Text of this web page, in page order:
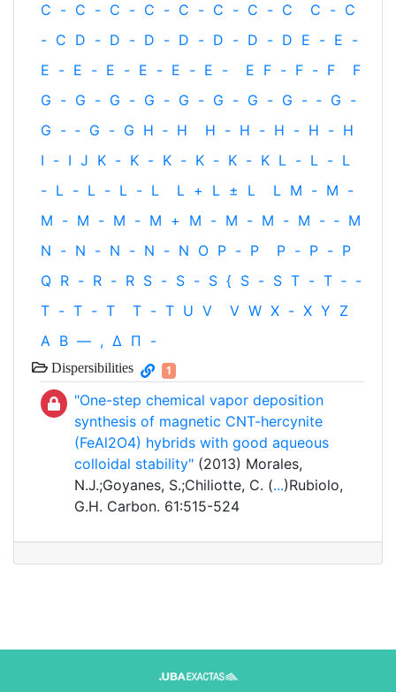
C - C - C - C - C - C - C - C C - C
- C D - D - D - D - D - D - D E - E -
E - E - E - E - E - E - E F - F - F
F
G - G - G - G - G - G - G - G - ‐ G -
G - ‐ G - G H ‐ H H - H - H - H - H
I - I J K - K - K - K - K - K L - L - L
- L - L - L - L L + L ± L L M - M -
M - M - M - M + M - M - M - M - ‐ M
N - N - N - N - N O P - P P - P - P
Q R - R - R S - S - S { S - S T - T ‐ -
T - T - T T - T U V V W X - X Y Z
Α Β — , Δ Π -
Dispersibilities 1
"One-step chemical vapor deposition
synthesis of magnetic CNT-hercynite
(FeAl2O4) hybrids with good aqueous
colloidal stability" (2013) Morales,
N.J.;Goyanes, S.;Chiliotte, C. (...)Rubiolo,
G.H. Carbon. 61:515-524